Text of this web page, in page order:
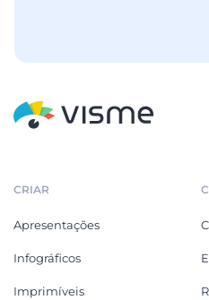
CRIAR
Apresentações
Infográficos
Imprimíveis